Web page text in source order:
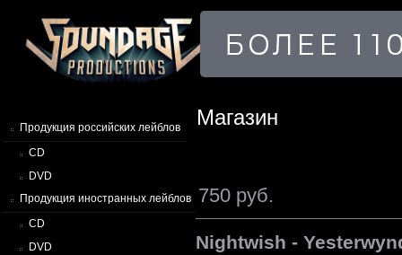
Продукция российских лейблов
CD
DVD
Продукция иностранных лейблов
CD
DVD
Магазин
750 руб.
Nightwish -